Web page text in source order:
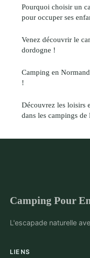
Pourquoi choisir un
pour occuper ses
Venez découvrir le
dordogne !
Camping en
!
Découvrez les loisirs
dans les campings de
Camping Pour
L'escapade naturelle
LIENS